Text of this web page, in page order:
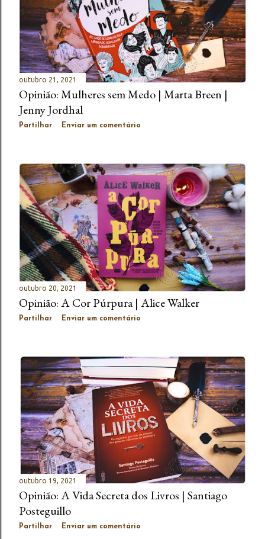
outubro 21, 2021
Opinião: Mulheres sem Medo | Marta Breen |
Jenny Jordhal
Partilhar Enviar um comentário
outubro 20, 2021
Opinião: A Cor Púrpura | Alice Walker
Partilhar Enviar um comentário
outubro 19, 2021
Opinião: A Vida Secreta dos Livros | Santiago
Posteguillo
Partilhar Enviar um comentário